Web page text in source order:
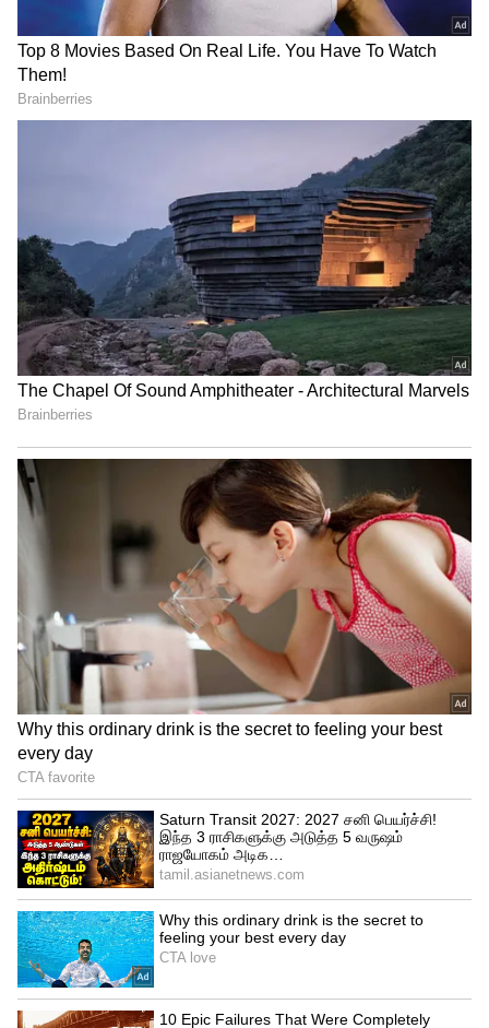
FCWB4hdYZOoYCK2D
soodhu kavvum 2 shooting spot photos
சூது கவ்வும் முதல் பாகத்தை தயாரித்த
திருக்குமரன் எண்டர்பிரைசஸ் நிறுவனம்
தான் இப்படத்தையும் தயாரித்து உள்ளது.
இப்படத்தை நாடும் நாட்டு மக்களும் என்கிற
டேக் லைனோடு வெளியிட உள்ளனர்.
முழுவீச்சில் நடைபெற்று வரும் இப்படத்தின்